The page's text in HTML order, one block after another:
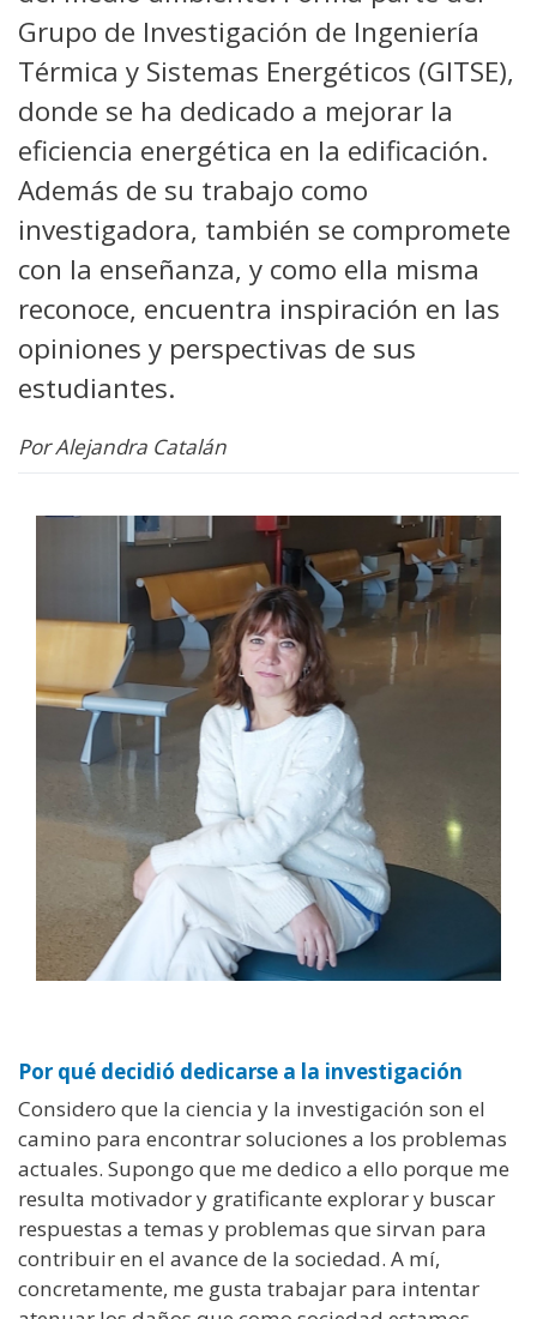
Grupo de Investigación de Ingeniería
Térmica y Sistemas Energéticos (GITSE),
donde se ha dedicado a mejorar la
eficiencia energética en la edificación.
Además de su trabajo como
investigadora, también se compromete
con la enseñanza, y como ella misma
reconoce, encuentra inspiración en las
opiniones y perspectivas de sus
estudiantes.
Por Alejandra Catalán
Por qué decidió dedicarse a la investigación
Considero que la ciencia y la investigación son el
camino para encontrar soluciones a los problemas
actuales. Supongo que me dedico a ello porque me
resulta motivador y gratificante explorar y buscar
respuestas a temas y problemas que sirvan para
contribuir en el avance de la sociedad. A mí,
concretamente, me gusta trabajar para intentar